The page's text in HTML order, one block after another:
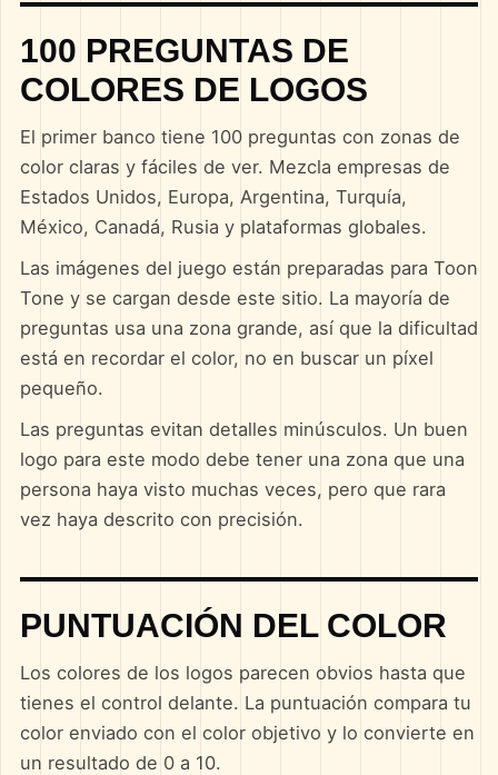
100 PREGUNTAS DE
COLORES DE LOGOS
El primer banco tiene 100 preguntas con zonas de
color claras y fáciles de ver. Mezcla empresas de
Estados Unidos, Europa, Argentina, Turquía,
México, Canadá, Rusia y plataformas globales.
Las imágenes del juego están preparadas para Toon
Tone y se cargan desde este sitio. La mayoría de
preguntas usa una zona grande, así que la dificultad
está en recordar el color, no en buscar un píxel
pequeño.
Las preguntas evitan detalles minúsculos. Un buen
logo para este modo debe tener una zona que una
persona haya visto muchas veces, pero que rara
vez haya descrito con precisión.
PUNTUACIÓN DEL COLOR
Los colores de los logos parecen obvios hasta que
tienes el control delante. La puntuación compara tu
color enviado con el color objetivo y lo convierte en
un resultado de 0 a 10.